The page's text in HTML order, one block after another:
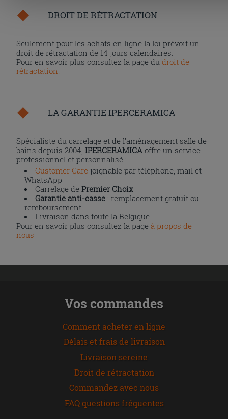
DROIT DE RÉTRACTATION
Seulement pour les achats en ligne la loi prévoit un
droit de rétractation de 14 jours calendaires.
Pour en savoir plus consultez la page dudroit de
rétractation
LA GARANTIE IPERCERAMICA
Spécialiste du carrelage et de l’aménagement salle de
bains depuis 2004,IPERCERAMICA offre un service
professionnel et personnalisé :
Customer Care joignable par téléphone, mail et
WhatsApp
Carrelage dePremier Choix
Garantie anti-casse : remplacement gratuit ou
remboursement
Livraison dans toute la Belgique
Pour en savoir plus consultez la page à propos de
nous
Vos commandes
Comment acheter en ligne
Délais et frais de livraison
Livraison sereine
Droit de rétractation
Commandez avec nous
FAQ questions fréquentes